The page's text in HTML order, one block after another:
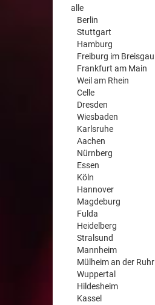
alle
Berlin
Stuttgart
Hamburg
Freiburg im Breisgau
Frankfurt am Main
Weil am Rhein
Celle
Dresden
Wiesbaden
Karlsruhe
Aachen
Nürnberg
Essen
Köln
Hannover
Magdeburg
Fulda
Heidelberg
Stralsund
Mannheim
Mülheim an der Ruhr
Wuppertal
Hildesheim
Kassel